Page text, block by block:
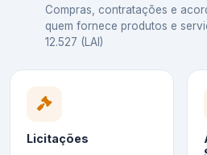
Compras, contratações e
quem fornece produtos e
12.527 (LAI)
Licitações